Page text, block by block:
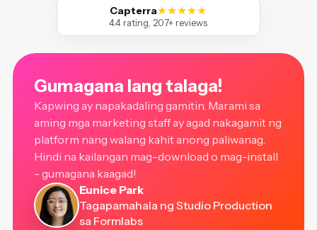
Capterra
4.4 rating, 207+ reviews
Gumagana lang talaga!
Kapwing ay napakadaling gamitin. Marami sa
aming mga marketing staff ay agad nakagamit ng
platform nang walang kahit anong paliwanag.
Hindi na kailangan mag-download o mag-install
- gumagana kaagad!
Eunice Park
Tagapamahala ng Studio Production
sa Formlabs